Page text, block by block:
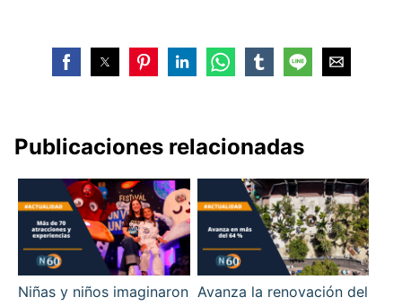
Publicaciones relacionadas
Niñas y niños imaginaron Avanza la renovación del